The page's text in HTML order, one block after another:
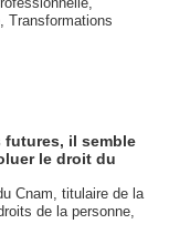
Transformations
futures, il semble
le droit du
Cnam, titulaire de la
de la personne,